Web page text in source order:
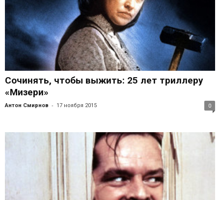
Сочинять, чтобы выжить: 25 лет триллеру
«Мизери»
Антон Смирнов - 17 ноября 2015 0